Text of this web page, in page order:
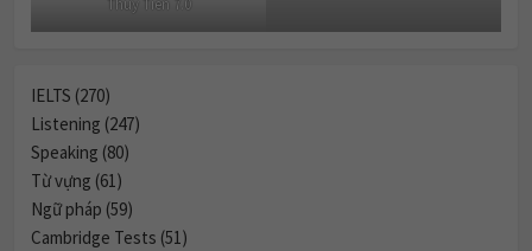
Thuy Tien 7.0
IELTS (270)
Listening (247)
Speaking (80)
Từ vựng (61)
Ngữ pháp (59)
Cambridge Tests (51)